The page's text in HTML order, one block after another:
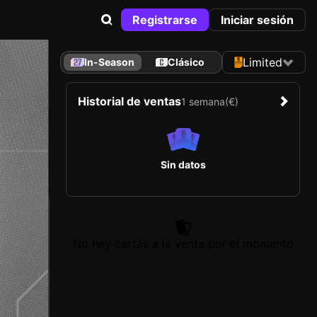
Registrarse Iniciar sesión
In-Season Clásico Limited
Historial de ventas1 semana(€)
Sin datos